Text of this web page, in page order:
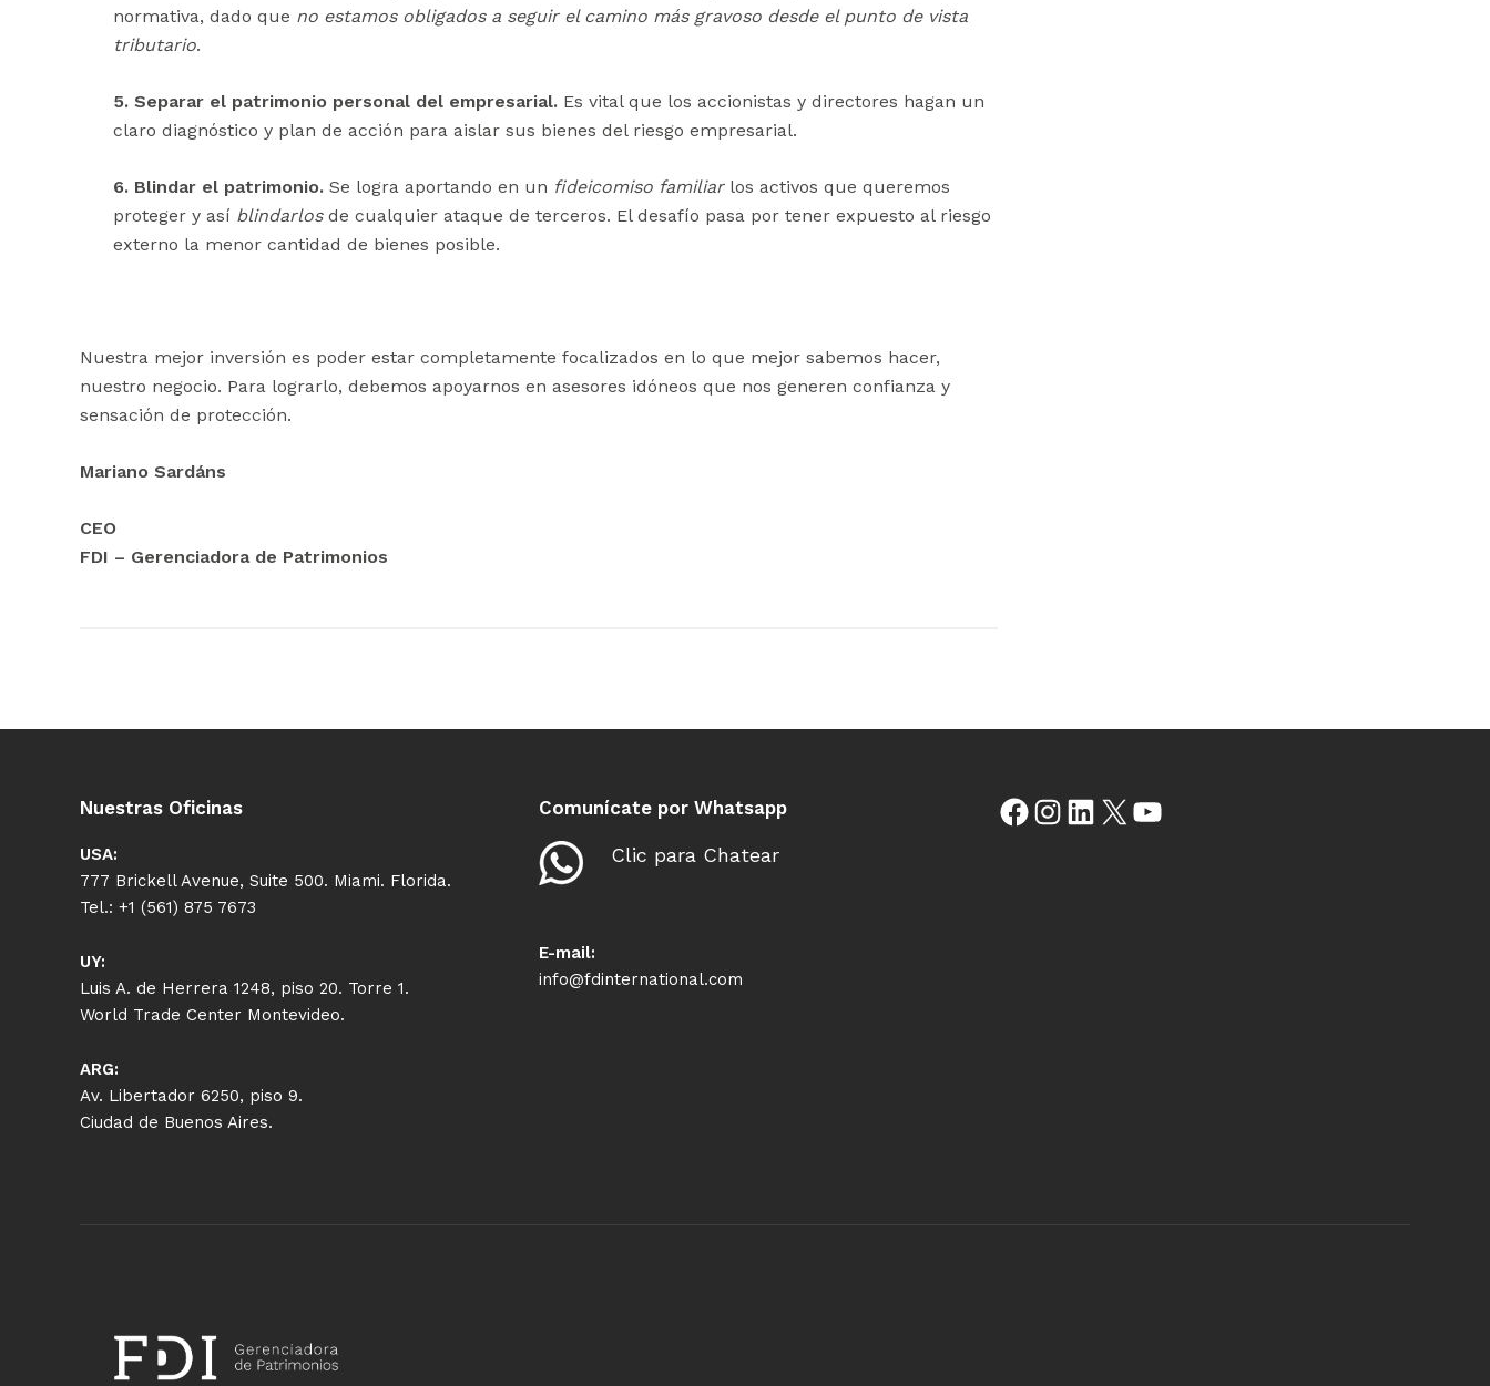
normativa, dado que no estamos obligados a seguir el camino más gravoso desde el punto de vista
tributario.
5. Separar el patrimonio personal del empresarial. Es vital que los accionistas y directores hagan un
claro diagnóstico y plan de acción para aislar sus bienes del riesgo empresarial.
6. Blindar el patrimonio. Se logra aportando en un fideicomiso familiarlos activos que queremos
proteger y así blindarlosde cualquier ataque de terceros. El desafío pasa por tener expuesto al riesgo
externo la menor cantidad de bienes posible.
Nuestra mejor inversión es poder estar completamente focalizados en lo que mejor sabemos hacer,
nuestro negocio. Para lograrlo, debemos apoyarnos en asesores idóneos que nos generen confianza y
sensación de protección.
Mariano Sardáns
CEO
FDI – Gerenciadora de Patrimonios
Nuestras Oficinas
USA:
777 Brickell Avenue, Suite 500. Miami. Florida.
Tel.: +1 (561) 875 7673
UY:
Luis A. de Herrera 1248, piso 20. Torre 1.
World Trade Center Montevideo.
ARG:
Av. Libertador 6250, piso 9.
Ciudad de Buenos Aires.
Comunícate por Whatsapp
Clic para Chatear
E-mail:
info@fdinternational.com